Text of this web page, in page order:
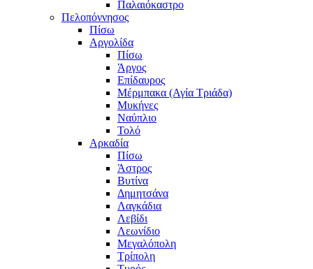
Παλαιόκαστρο
Πελοπόννησος
Πίσω
Αργολίδα
Πίσω
Άργος
Επίδαυρος
Μέρμπακα (Αγία Τριάδα)
Μυκήνες
Ναύπλιο
Τολό
Αρκαδία
Πίσω
Άστρος
Βυτίνα
Δημητσάνα
Λαγκάδια
Λεβίδι
Λεωνίδιο
Μεγαλόπολη
Τρίπολη